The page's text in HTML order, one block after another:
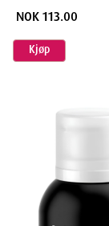
NOK 113.00
Kjøp